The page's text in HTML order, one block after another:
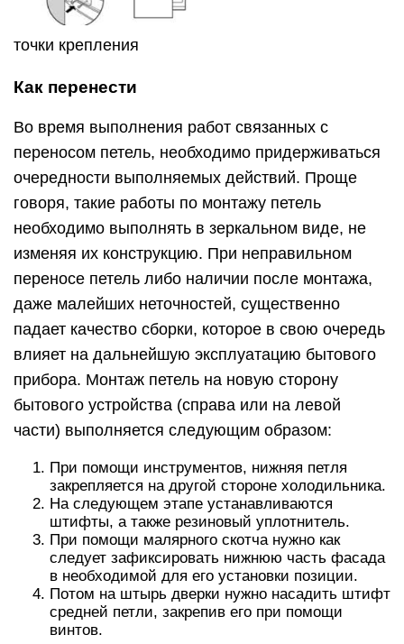
точки крепления
Как перенести
Во время выполнения работ связанных с
переносом петель, необходимо придерживаться
очередности выполняемых действий. Проще
говоря, такие работы по монтажу петель
необходимо выполнять в зеркальном виде, не
изменяя их конструкцию. При неправильном
переносе петель либо наличии после монтажа,
даже малейших неточностей, существенно
падает качество сборки, которое в свою очередь
влияет на дальнейшую эксплуатацию бытового
прибора. Монтаж петель на новую сторону
бытового устройства (справа или на левой
части) выполняется следующим образом:
При помощи инструментов, нижняя петля
закрепляется на другой стороне холодильника.
На следующем этапе устанавливаются
штифты, а также резиновый уплотнитель.
При помощи малярного скотча нужно как
следует зафиксировать нижнюю часть фасада
в необходимой для его установки позиции.
Потом на штырь дверки нужно насадить штифт
средней петли, закрепив его при помощи
винтов.